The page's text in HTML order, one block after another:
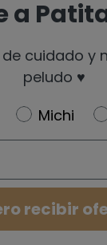
a
cuidado y
peludo ♥️
Michi
recibir